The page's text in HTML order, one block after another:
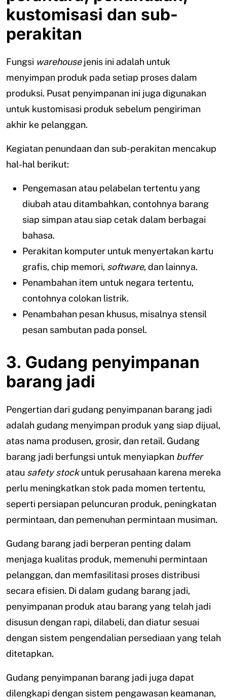
kustomisasi dan sub-
perakitan
Fungsi warehousejenis ini adalah untuk
menyimpan produk pada setiap proses dalam
produksi. Pusat penyimpanan ini juga digunakan
untuk kustomisasi produk sebelum pengiriman
akhir ke pelanggan.
Kegiatan penundaan dan sub-perakitan mencakup
hal-hal berikut:
Pengemasan atau pelabelan tertentu yang
diubah atau ditambahkan, contohnya barang
siap simpan atau siap cetak dalam berbagai
bahasa.
Perakitan komputer untuk menyertakan kartu
grafis, chip memori, software, dan lainnya.
Penambahan item untuk negara tertentu,
contohnya colokan listrik.
Penambahan pesan khusus, misalnya stensil
pesan sambutan pada ponsel.
3. Gudang penyimpanan
barang jadi
Pengertian dari gudang penyimpanan barang jadi
adalah gudang menyimpan produk yang siap dijual,
atas nama produsen, grosir, dan retail. Gudang
barang jadi berfungsi untuk menyiapkan buffer
atau safety stockuntuk perusahaan karena mereka
perlu meningkatkan stok pada momen tertentu,
seperti persiapan peluncuran produk, peningkatan
permintaan, dan pemenuhan permintaan musiman.
Gudang barang jadi berperan penting dalam
menjaga kualitas produk, memenuhi permintaan
pelanggan, dan memfasilitasi proses distribusi
secara efisien. Di dalam gudang barang jadi,
penyimpanan produk atau barang yang telah jadi
disusun dengan rapi, dilabeli, dan diatur sesuai
dengan sistem pengendalian persediaan yang telah
ditetapkan.
Gudang penyimpanan barang jadi juga dapat
dilengkapi dengan sistem pengawasan keamanan,